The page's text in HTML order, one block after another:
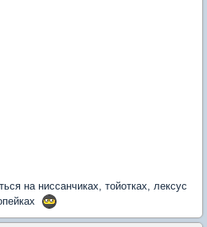
на ниссанчиках, тойотках, лексус